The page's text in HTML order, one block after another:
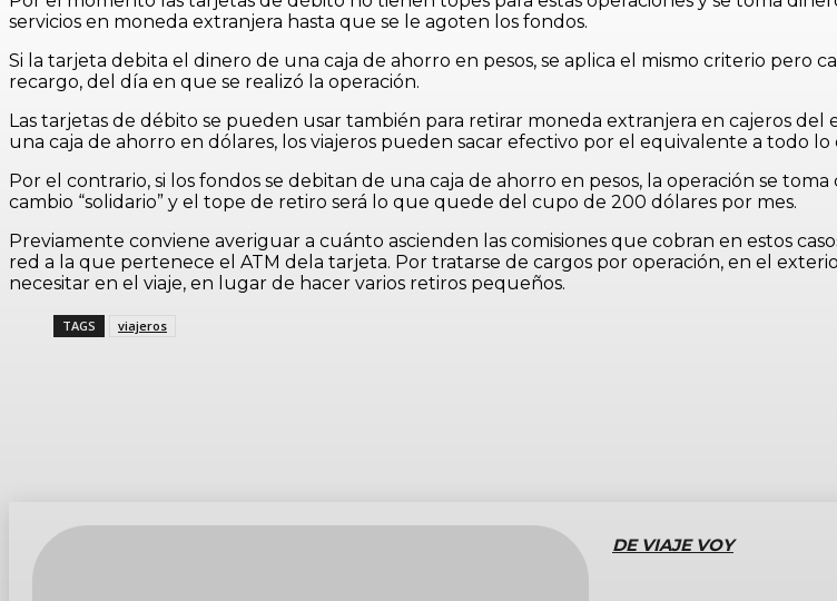
servicios en moneda extranjera hasta que se le agoten los fondos.
Si la tarjeta debita el dinero de una caja de ahorro en pesos, se aplica el mismo criterio pero
recargo, del día en que se realizó la operación.
Las tarjetas de débito se pueden usar también para retirar moneda extranjera en cajeros
una caja de ahorro en dólares, los viajeros pueden sacar efectivo por el equivalente a todo
Por el contrario, si los fondos se debitan de una caja de ahorro en pesos, la operación se
cambio “solidario” y el tope de retiro será lo que quede del cupo de 200 dólares por mes.
Previamente conviene averiguar a cuánto ascienden las comisiones que cobran en estos
red a la que pertenece el ATM dela tarjeta. Por tratarse de cargos por operación, en el
necesitar en el viaje, en lugar de hacer varios retiros pequeños.
TAGS viajeros
DE VIAJE VOY